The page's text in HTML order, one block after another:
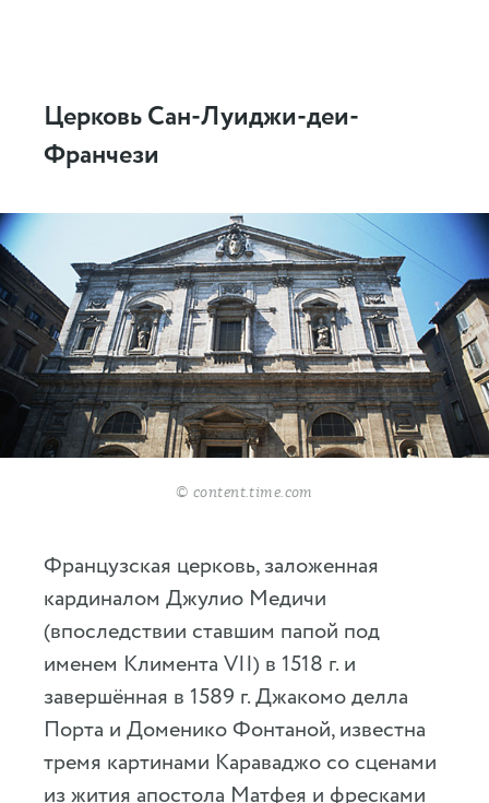
Церковь Сан-Луиджи-деи-
Франчези
© content.time.com
Французская церковь, заложенная
кардиналом Джулио Медичи
(впоследствии ставшим папой под
именем Климента VII) в 1518 г. и
завершённая в 1589 г. Джакомо делла
Порта и Доменико Фонтаной, известна
тремя картинами Караваджо со сценами
из жития апостола Матфея и фресками